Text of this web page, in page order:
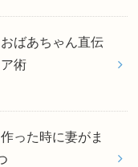
ばあちゃん直伝
術
った時に妻がま